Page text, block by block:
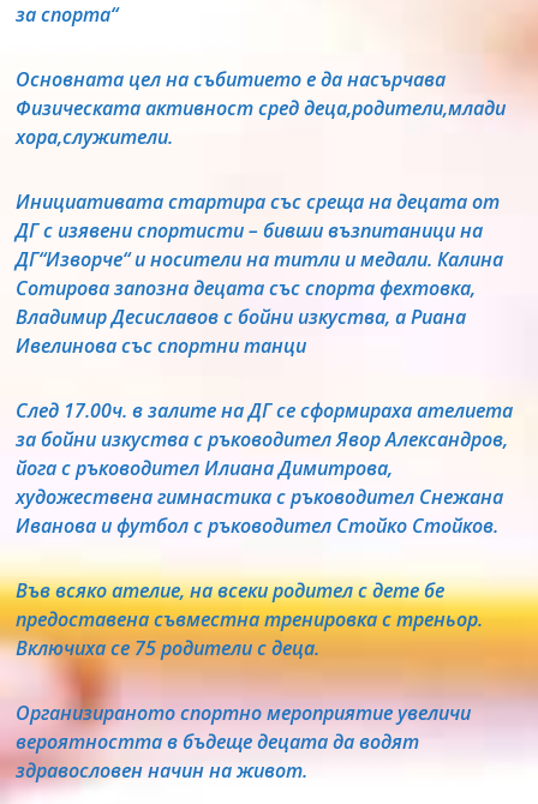
за спорта“
Основната цел на събитието е да насърчава
Физическата активност сред деца,родители,млади
хора,служители.
Инициативата стартира със среща на децата от
ДГ с изявени спортисти – бивши възпитаници на
ДГ“Изворче“ и носители на титли и медали. Калина
Сотирова запозна децата със спорта фехтовка,
Владимир Десиславов с бойни изкуства, а Риана
Ивелинова със спортни танци
След 17.00ч. в залите на ДГ се сформираха ателиета
за бойни изкуства с ръководител Явор Александров,
йога с ръководител Илиана Димитрова,
художествена гимнастика с ръководител Снежана
Иванова и футбол с ръководител Стойко Стойков.
Във всяко ателие, на всеки родител с дете бе
предоставена съвместна тренировка с треньор.
Включиха се 75 родители с деца.
Организираното спортно мероприятие увеличи
вероятността в бъдеще децата да водят
здравословен начин на живот.